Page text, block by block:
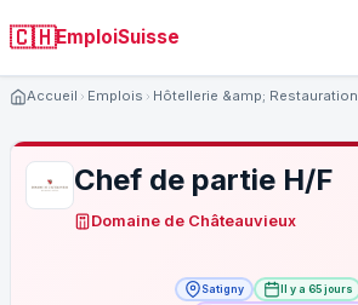
🇨🇭EmploiSuisse
Accueil Emplois Hôtellerie &amp; Restauration
Chef de partie H/F
Domaine de Châteauvieux
Satigny Il y a 65 jours